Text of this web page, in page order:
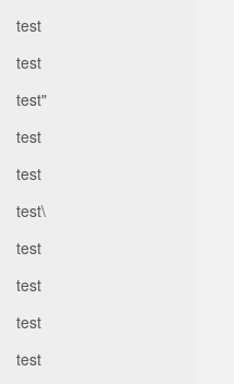
test
test
test"
test
test
test\
test
test
test
test